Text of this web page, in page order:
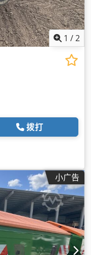
1 /2
拨打
小广告